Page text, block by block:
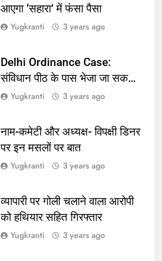
आएगा ‘सहारा’ में फंसा पैसा
Yugkranti 3 years ago
Delhi Ordinance Case:
संविधान पीठ के पास भेजा जा सकता
है अध्यादेश का मामला
Yugkranti 3 years ago
नाम-कमेटी और अध्यक्ष- विपक्षी डिनर
पर इन मसलों पर बात
Yugkranti 3 years ago
व्यापारी पर गोली चलाने वाला आरोपी
को हथियार सहित गिरफ्तार
Yugkranti 3 years ago